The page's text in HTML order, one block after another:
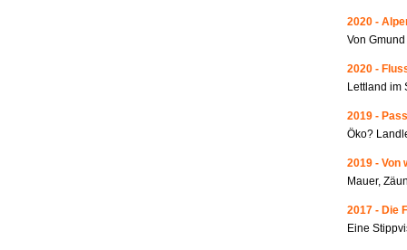
2020 -
Von
2020 -
Lettland im
2019 -
Öko?
2019 - Von
Mauer,
2017 - Die
Eine